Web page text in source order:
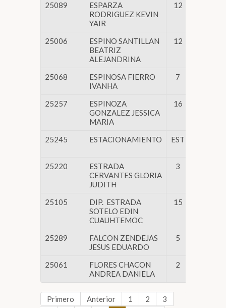
25089
ESPARZA
RODRIGUEZ KEVIN
YAIR
12
25006
ESPINO SANTILLAN
BEATRIZ
ALEJANDRINA
12
25068
ESPINOSA FIERRO
IVANHA
7
25257
ESPINOZA
GONZALEZ JESSICA
MARIA
16
25245 ESTACIONAMIENTO EST
25220
ESTRADA
CERVANTES GLORIA
JUDITH
3
25105
DIP. ESTRADA
SOTELO EDIN
CUAUHTEMOC
15
25289
FALCON ZENDEJAS
JESUS EDUARDO
5
25061
FLORES CHACON
ANDREA DANIELA
2
Primero Anterior 1 2
3